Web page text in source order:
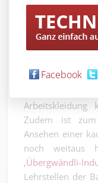
aber dafür auch
ausgesetzt bin’.
Viele junge
draussen kalt
Zudem ist zum
Ansehen einer
noch weitaus
‚Übergwändli-
Lehrstellen der
Facebook